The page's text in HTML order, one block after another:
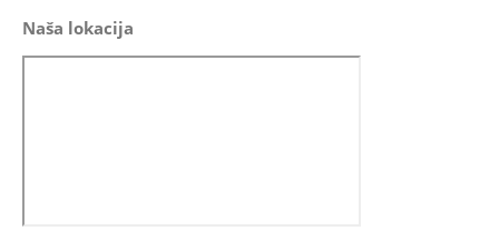
Naša lokacija